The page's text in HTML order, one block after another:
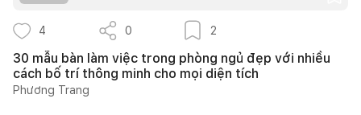
4 0 2
30 mẫu bàn làm việc trong phòng ngủ đẹp với nhiều
cách bố trí thông minh cho mọi diện tích
Phương Trang